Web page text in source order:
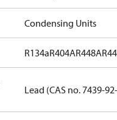
Condensing Units
R134aR404AR448A
Lead (CAS no. 7439-